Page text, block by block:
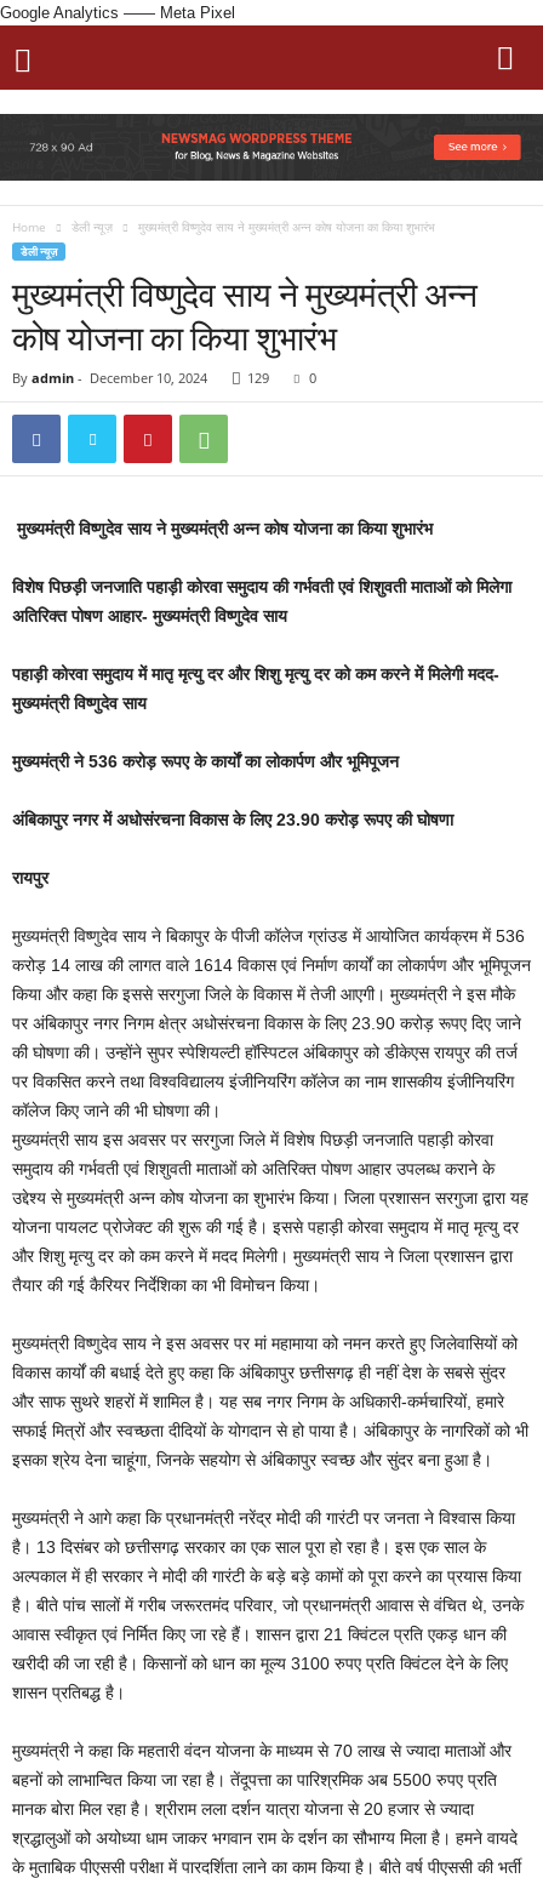
Google Analytics —— Meta Pixel
Home डेली न्यूज़ मुख्यमंत्री विष्णुदेव साय ने मुख्यमंत्री अन्न कोष योजना का किया शुभारंभ
डेली न्यूज़
मुख्यमंत्री विष्णुदेव साय ने मुख्यमंत्री अन्न
कोष योजना का किया शुभारंभ
By admin - December 10, 2024 129 0
मुख्यमंत्री विष्णुदेव साय ने मुख्यमंत्री अन्न कोष योजना का किया शुभारंभ
विशेष पिछड़ी जनजाति पहाड़ी कोरवा समुदाय की गर्भवती एवं शिशुवती माताओं को मिलेगा
अतिरिक्त पोषण आहार- मुख्यमंत्री विष्णुदेव साय
पहाड़ी कोरवा समुदाय में मातृ मृत्यु दर और शिशु मृत्यु दर को कम करने में मिलेगी मदद-
मुख्यमंत्री विष्णुदेव साय
मुख्यमंत्री ने 536 करोड़ रूपए के कार्याें का लोकार्पण और भूमिपूजन
अंबिकापुर नगर में अधोसंरचना विकास के लिए 23.90 करोड़ रूपए की घोषणा
रायपुर
मुख्यमंत्री विष्णुदेव साय ने बिकापुर के पीजी कॉलेज ग्रांउड में आयोजित कार्यक्रम में 536
करोड़ 14 लाख की लागत वाले 1614 विकास एवं निर्माण कार्यों का लोकार्पण और भूमिपूजन
किया और कहा कि इससे सरगुजा जिले के विकास में तेजी आएगी। मुख्यमंत्री ने इस मौके
पर अंबिकापुर नगर निगम क्षेत्र अधोसंरचना विकास के लिए 23.90 करोड़ रूपए दिए जाने
की घोषणा की। उन्होंने सुपर स्पेशियल्टी हॉस्पिटल अंबिकापुर को डीकेएस रायपुर की तर्ज
पर विकसित करने तथा विश्वविद्यालय इंजीनियरिंग कॉलेज का नाम शासकीय इंजीनियरिंग
कॉलेज किए जाने की भी घोषणा की।
मुख्यमंत्री साय इस अवसर पर सरगुजा जिले में विशेष पिछड़ी जनजाति पहाड़ी कोरवा
समुदाय की गर्भवती एवं शिशुवती माताओं को अतिरिक्त पोषण आहार उपलब्ध कराने के
उद्देश्य से मुख्यमंत्री अन्न कोष योजना का शुभारंभ किया। जिला प्रशासन सरगुजा द्वारा यह
योजना पायलट प्रोजेक्ट की शुरू की गई है। इससे पहाड़ी कोरवा समुदाय में मातृ मृत्यु दर
और शिशु मृत्यु दर को कम करने में मदद मिलेगी। मुख्यमंत्री साय ने जिला प्रशासन द्वारा
तैयार की गई कैरियर निर्देशिका का भी विमोचन किया।
मुख्यमंत्री विष्णुदेव साय ने इस अवसर पर मां महामाया को नमन करते हुए जिलेवासियों को
विकास कार्यों की बधाई देते हुए कहा कि अंबिकापुर छत्तीसगढ़ ही नहीं देश के सबसे सुंदर
और साफ सुथरे शहरों में शामिल है। यह सब नगर निगम के अधिकारी-कर्मचारियों, हमारे
सफाई मित्रों और स्वच्छता दीदियों के योगदान से हो पाया है। अंबिकापुर के नागरिकों को भी
इसका श्रेय देना चाहूंगा, जिनके सहयोग से अंबिकापुर स्वच्छ और सुंदर बना हुआ है।
मुख्यमंत्री ने आगे कहा कि प्रधानमंत्री नरेंद्र मोदी की गारंटी पर जनता ने विश्वास किया
है। 13 दिसंबर को छत्तीसगढ़ सरकार का एक साल पूरा हो रहा है। इस एक साल के
अल्पकाल में ही सरकार ने मोदी की गारंटी के बड़े बड़े कामों को पूरा करने का प्रयास किया
है। बीते पांच सालों में गरीब जरूरतमंद परिवार, जो प्रधानमंत्री आवास से वंचित थे, उनके
आवास स्वीकृत एवं निर्मित किए जा रहे हैं। शासन द्वारा 21 क्विंटल प्रति एकड़ धान की
खरीदी की जा रही है। किसानों को धान का मूल्य 3100 रुपए प्रति क्विंटल देने के लिए
शासन प्रतिबद्ध है।
मुख्यमंत्री ने कहा कि महतारी वंदन योजना के माध्यम से 70 लाख से ज्यादा माताओं और
बहनों को लाभान्वित किया जा रहा है। तेंदूपत्ता का पारिश्रमिक अब 5500 रुपए प्रति
मानक बोरा मिल रहा है। श्रीराम लला दर्शन यात्रा योजना से 20 हजार से ज्यादा
श्रद्धालुओं को अयोध्या धाम जाकर भगवान राम के दर्शन का सौभाग्य मिला है। हमने वायदे
के मुताबिक पीएससी परीक्षा में पारदर्शिता लाने का काम किया है। बीते वर्ष पीएससी की भर्ती